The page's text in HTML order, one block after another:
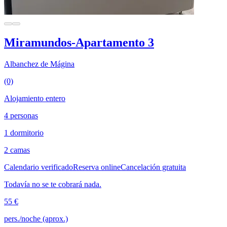
Miramundos-Apartamento 3
Albanchez de Mágina
(0)
Alojamiento entero
4 personas
1 dormitorio
2 camas
Calendario verificadoReserva onlineCancelación gratuita
Todavía no se te cobrará nada.
55 €
pers./noche (aprox.)